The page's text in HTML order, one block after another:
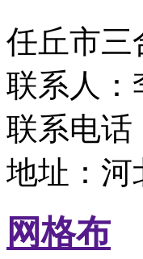
任丘市三
联系人：
联系电话
地址：河
网格布